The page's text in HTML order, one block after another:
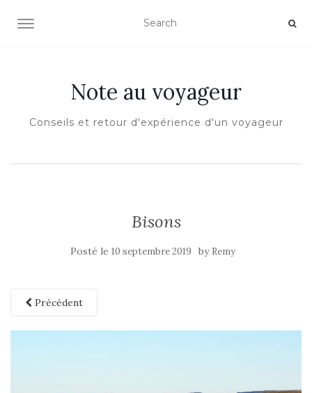
OUVRIR/FERMER LA NAVIGATION
Note au voyageur
Conseils et retour d'expérience d'un voyageur
Bisons
Posté le 10 septembre 2019 by Remy
Précédent